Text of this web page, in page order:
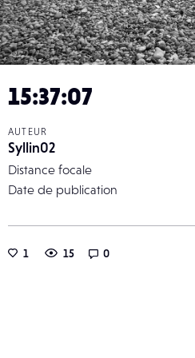
15:37:07
AUTEUR
Syllin02
Distance focale
Date de publication
1 15 0